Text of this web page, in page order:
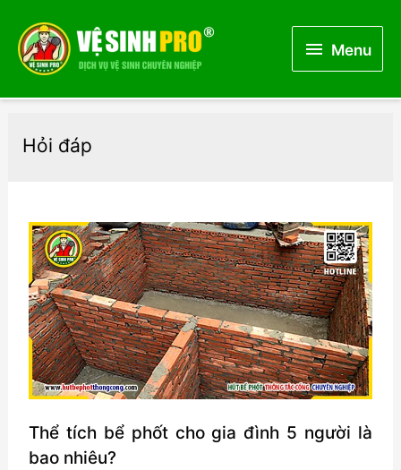
MenuMenu
Hỏi đáp
Thể tích bể phốt cho gia đình 5 người là
bao nhiêu?